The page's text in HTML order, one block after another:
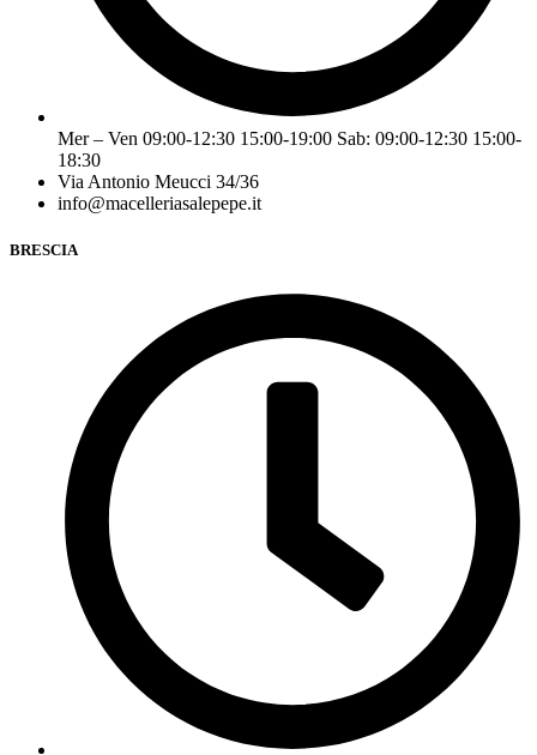
Mer – Ven 09:00-12:30 15:00-19:00 Sab: 09:00-12:30 15:00-
18:30
Via Antonio Meucci 34/36
info@macelleriasalepepe.it
BRESCIA